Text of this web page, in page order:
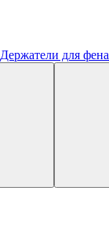
Держатели для фена